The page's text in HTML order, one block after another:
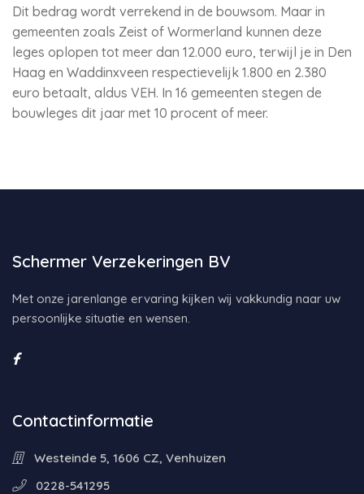
Dit bedrag wordt verrekend in de bouwsom. Maar in
gemeenten zoals Zeist of Wormerland kunnen deze
leges oplopen tot meer dan 12.000 euro, terwijl je in Den
Haag en Waddinxveen respectievelijk 1.800 en 2.380
euro betaalt, aldus VEH. In 16 gemeenten stegen de
bouwleges dit jaar met 10 procent of meer.
Schermer Verzekeringen BV
Met onze jarenlange ervaring kijken wij vakkundig naar uw
persoonlijke situatie en wensen.
Contactinformatie
Westeinde 5, 1606 CZ, Venhuizen
0228-541295